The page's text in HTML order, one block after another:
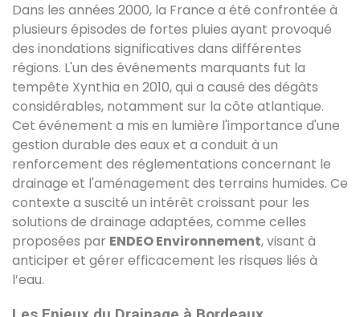
Dans les années 2000, la France a été confrontée à
plusieurs épisodes de fortes pluies ayant provoqué
des inondations significatives dans différentes
régions. L'un des événements marquants fut la
tempête Xynthia en 2010, qui a causé des dégâts
considérables, notamment sur la côte atlantique.
Cet événement a mis en lumière l'importance d'une
gestion durable des eaux et a conduit à un
renforcement des réglementations concernant le
drainage et l'aménagement des terrains humides. Ce
contexte a suscité un intérêt croissant pour les
solutions de drainage adaptées, comme celles
proposées par ENDEO Environnement, visant à
anticiper et gérer efficacement les risques liés à
l’eau.